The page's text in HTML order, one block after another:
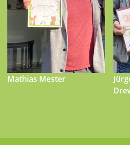
Mathias Mester